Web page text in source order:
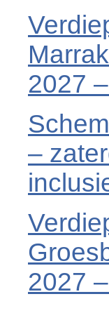
2027
–
2027